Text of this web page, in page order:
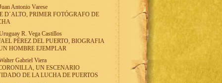
Antonio Varese
D´ALTO, PRIMER FOTÓGRAFO DE
R. Vega Castillos
PÉREZ DEL PUERTO, BIOGRAFIA
HOMBRE EJEMPLAR
Gabriel Viera
UN ESCENARIO
DE LA LUCHA DE PUERTOS